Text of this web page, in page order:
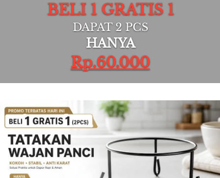
BELI 1 GRATIS 1
DAPAT 2 PCS
HANYA
Rp.60.000